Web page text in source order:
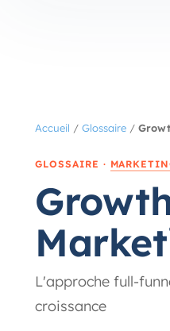
Accueil / Glossaire /
GLOSSAIRE ·
L'approche full-
croissance